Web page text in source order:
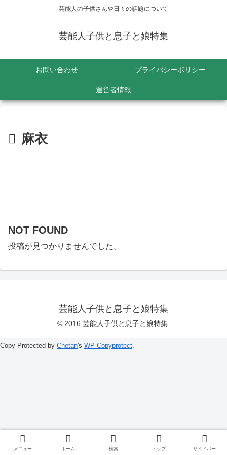
芸能人の子供さんや日々の話題について
芸能人子供と息子と娘特集
お問い合わせ プライバシーポリシー
運営者情報
麻衣
NOT FOUND
投稿が見つかりませんでした。
芸能人子供と息子と娘特集
© 2016 芸能人子供と息子と娘特集.
メニュー ホーム 検索 トップ サイドバー
Copy Protected by Chetan's WP-Copyprotect.